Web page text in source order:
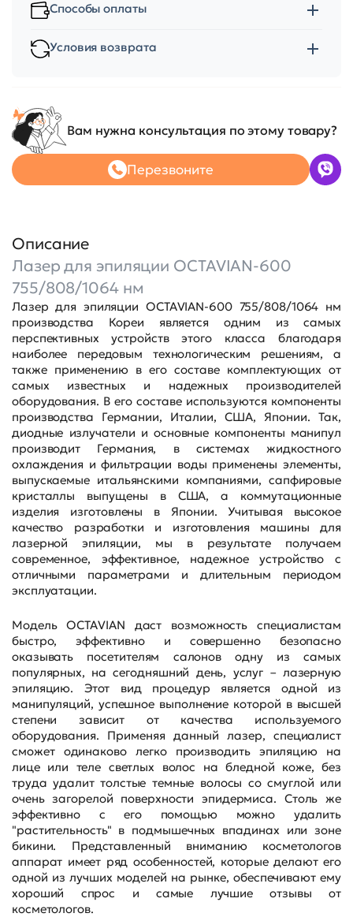
Способы оплаты
Условия возврата
Вам нужна консультация по этому товару?
Перезвоните
Описание
Лазер для эпиляции OCTAVIAN-600
755/808/1064 нм
Лазер для эпиляции OCTAVIAN-600 755/808/1064 нм
производства Кореи является одним из самых
перспективных устройств этого класса благодаря
наиболее передовым технологическим решениям, а
также применению в его составе комплектующих от
самых известных и надежных производителей
оборудования. В его составе используются компоненты
производства Германии, Италии, США, Японии. Так,
диодные излучатели и основные компоненты манипул
производит Германия, в системах жидкостного
охлаждения и фильтрации воды применены элементы,
выпускаемые итальянскими компаниями, сапфировые
кристаллы выпущены в США, а коммутационные
изделия изготовлены в Японии. Учитывая высокое
качество разработки и изготовления машины для
лазерной эпиляции, мы в результате получаем
современное, эффективное, надежное устройство с
отличными параметрами и длительным периодом
эксплуатации.
Модель OCTAVIAN даст возможность специалистам
быстро, эффективно и совершенно безопасно
оказывать посетителям салонов одну из самых
популярных, на сегодняшний день, услуг – лазерную
эпиляцию. Этот вид процедур является одной из
манипуляций, успешное выполнение которой в высшей
степени зависит от качества используемого
оборудования. Применяя данный лазер, специалист
сможет одинаково легко производить эпиляцию на
лице или теле светлых волос на бледной коже, без
труда удалит толстые темные волосы со смуглой или
очень загорелой поверхности эпидермиса. Столь же
эффективно с его помощью можно удалить
"растительность" в подмышечных впадинах или зоне
бикини. Представленный вниманию косметологов
аппарат имеет ряд особенностей, которые делают его
одной из лучших моделей на рынке, обеспечивают ему
хороший спрос и самые лучшие отзывы от
косметологов.